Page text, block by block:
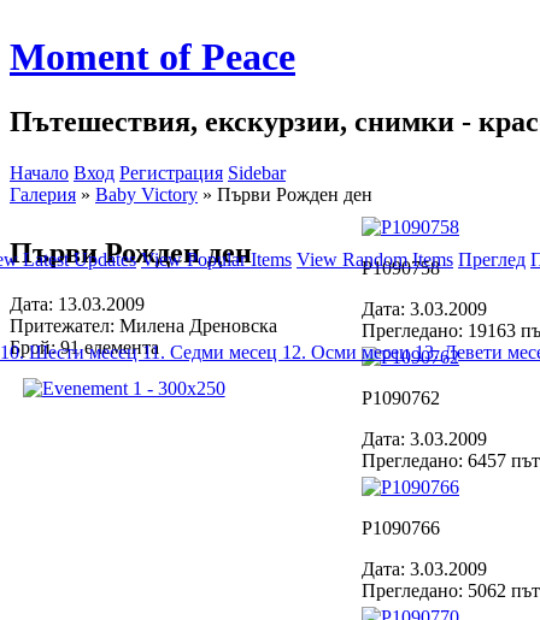
Moment of Peace
Пътешествия, екскурзии, снимки -
Начало Вход Регистрация Sidebar
Галерия » Baby Victory » Първи Рожден ден
Първи Рожден ден
Дата: 13.03.2009
Притежател: Милена Дреновска
Брой: 91 елемента
P1090758
Дата: 3.03.2009
Прегледано: 19163
P1090762
Дата: 3.03.2009
Прегледано: 6457
P1090766
Дата: 3.03.2009
Прегледано: 5062
Latest Updates View Popular Items View Random Items Преглед
10. Шести месец11. Седми месец 12. Осми месец13. Девети